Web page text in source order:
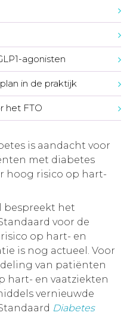
agonisten
in de praktijk
het FTO
is aandacht voor
met diabetes
hoog risico op hart-
bespreekt het
voor de
op hart- en
is nog actueel. Voor
van patiënten
hart- en vaatziekten
vernieuwde
Diabetes